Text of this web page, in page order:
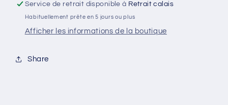
Service de retrait disponible à Retrait calais
Habituellement prête en 5 jours ou plus
Afficher les informations de la boutique
Share